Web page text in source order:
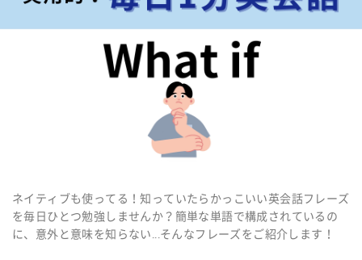
ネイティブも使ってる！知っていたらかっこいい英会話フレーズ
を毎日ひとつ勉強しませんか？簡単な単語で構成されているの
に、意外と意味を知らない...そんなフレーズをご紹介します！